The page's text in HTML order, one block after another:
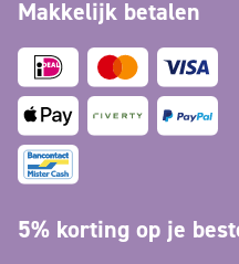
Makkelijk betalen
5% korting op je